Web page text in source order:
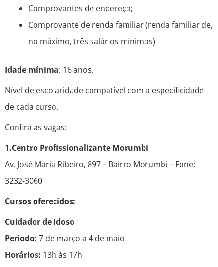
Comprovantes de endereço;
Comprovante de renda familiar (renda familiar de,
no máximo, três salários mínimos)
Idade mínima: 16 anos.
Nível de escolaridade compatível com a especificidade
de cada curso.
Confira as vagas:
1.Centro Profissionalizante Morumbi
Av. José Maria Ribeiro, 897 – Bairro Morumbi – Fone:
3232-3060
Cursos oferecidos:
Cuidador de Idoso
Período: 7 de março a 4 de maio
Horários: 13h às 17h